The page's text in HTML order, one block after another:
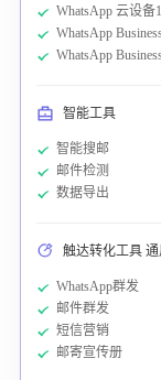
WhatsApp 云设备
WhatsApp
WhatsApp
智能工具
智能搜邮
邮件检测
数据导出
触达转化工具 通
WhatsApp群发
邮件群发
短信营销
邮寄宣传册